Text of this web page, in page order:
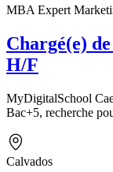
MBA Expert
Chargé(e)
H/F
MyDigitalSchool
Bac+5, recherche
Calvados